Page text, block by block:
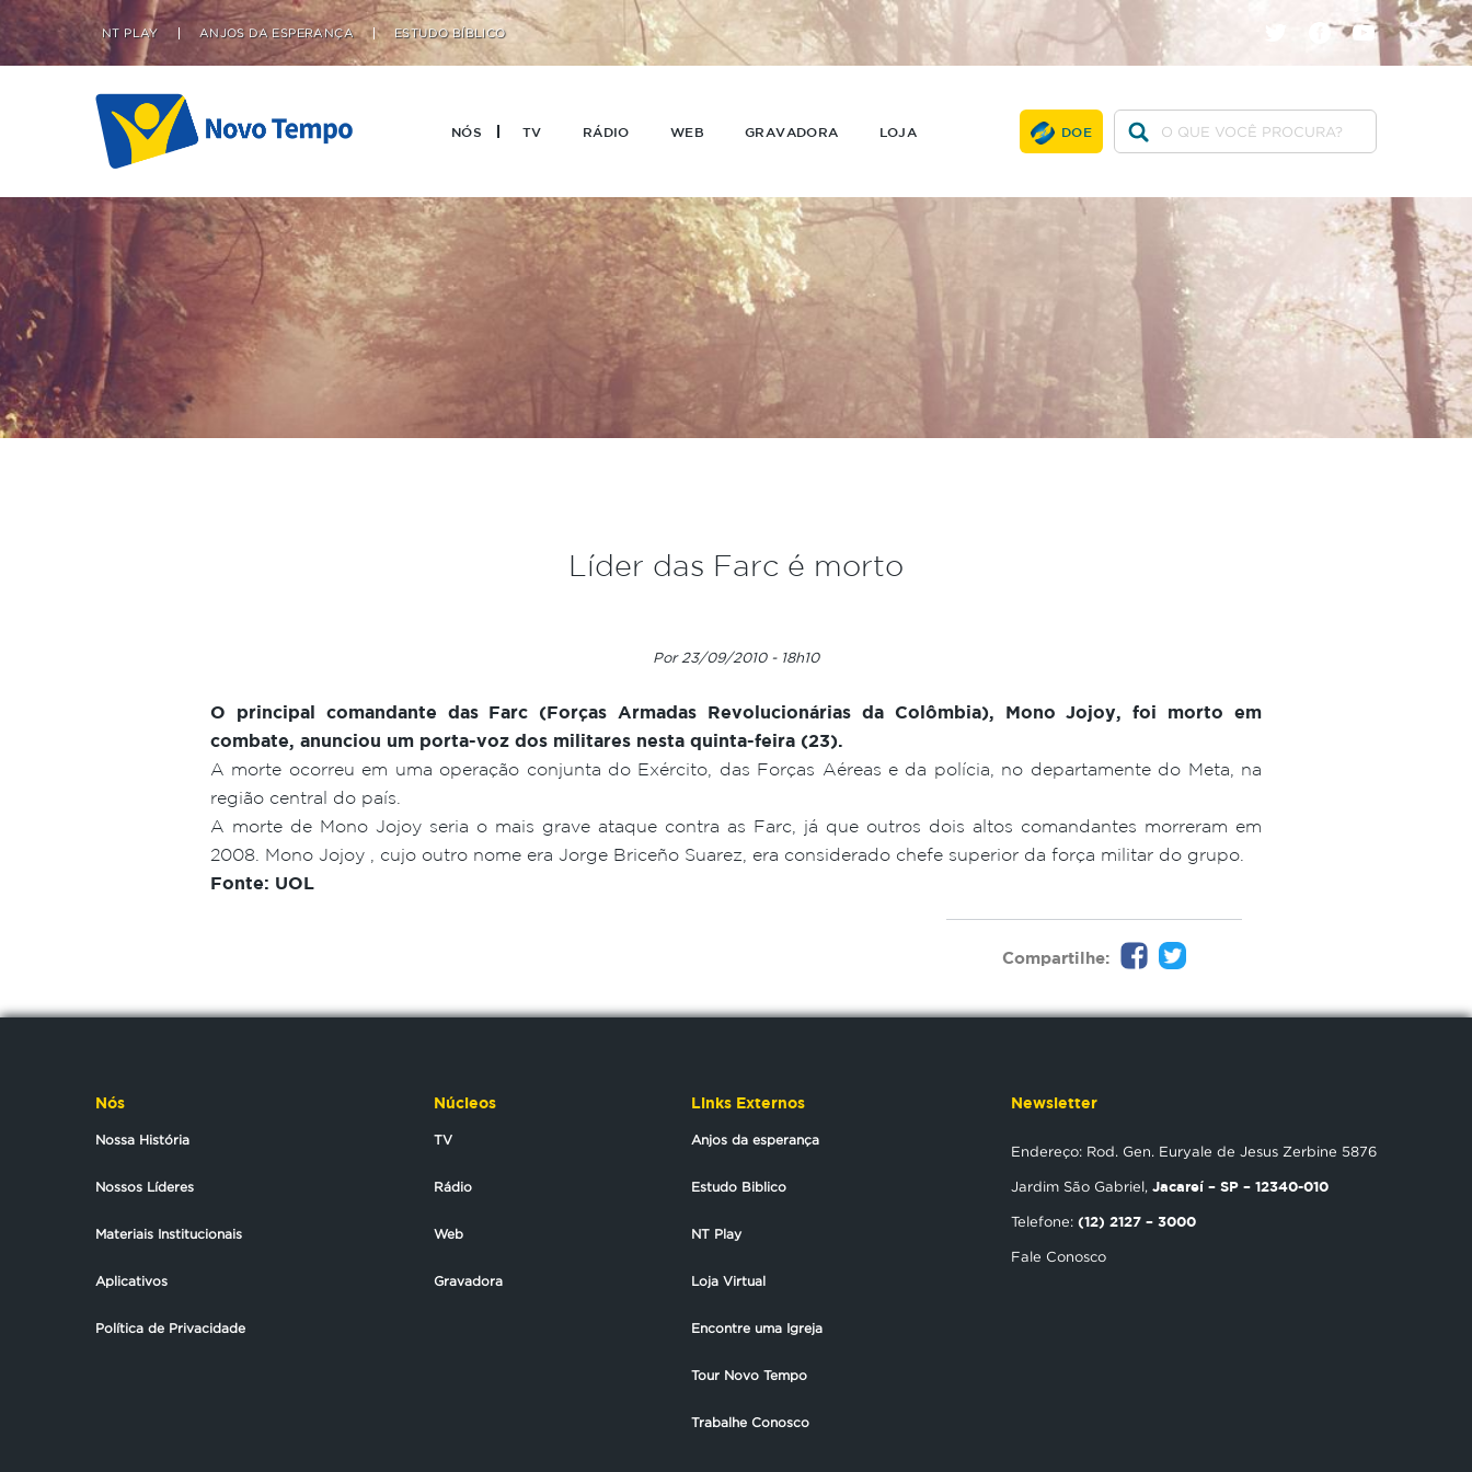
NÓS TV RÁDIO WEB
NT PLAY ANJOS DA ESPERANÇA ESTUDO BÍBLICO
GRAVADORA LOJA DOE
facebookyoutube
Líder das Farc é morto
Por 23/09/2010 - 18h10
O principal comandante das Farc (Forças Armadas Revolucionárias da Colômbia), Mono Jojoy, foi morto em
combate, anunciou um porta-voz dos militares nesta quinta-feira (23).
A morte ocorreu em uma operação conjunta do Exército, das Forças Aéreas e da polícia, no departamente do Meta, na
região central do país.
A morte de Mono Jojoy seria o mais grave ataque contra as Farc, já que outros dois altos comandantes morreram em
2008. Mono Jojoy , cujo outro nome era Jorge Briceño Suarez, era considerado chefe superior da força militar do grupo.
Fonte: UOL
Compartilhe:
Nós
Nossa História
Nossos Líderes
Materiais Institucionais
Aplicativos
Política de Privacidade
Núcleos
TV
Rádio
Web
Gravadora
Links Externos
Anjos da esperança
Estudo Biblico
NT Play
Loja Virtual
Encontre uma Igreja
Tour Novo Tempo
Trabalhe Conosco
Newsletter
Endereço: Rod. Gen. Euryale de Jesus Zerbine 5876
Jardim São Gabriel, Jacareí – SP – 12340-010
Telefone: (12) 2127 – 3000
Fale Conosco